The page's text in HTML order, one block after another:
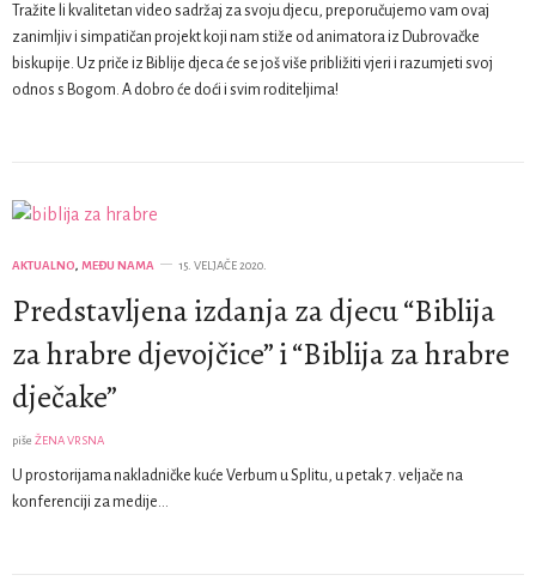
Tražite li kvalitetan video sadržaj za svoju djecu, preporučujemo vam ovaj
zanimljiv i simpatičan projekt koji nam stiže od animatora iz Dubrovačke
biskupije. Uz priče iz Biblije djeca će se još više približiti vjeri i razumjeti svoj
odnos s Bogom. A dobro će doći i svim roditeljima!
AKTUALNO, MEĐU NAMA 15. VELJAČE 2020.
Predstavljena izdanja za djecu “Biblija
za hrabre djevojčice” i “Biblija za hrabre
dječake”
piše ŽENA VRSNA
U prostorijama nakladničke kuće Verbum u Splitu, u petak 7. veljače na
konferenciji za medije…